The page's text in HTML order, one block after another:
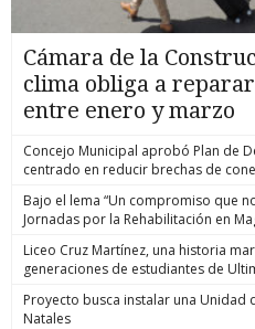
Cámara de la
clima obliga a
entre enero y marzo
Concejo Municipal aprobó Plan de
centrado en reducir brechas de
Bajo el lema “Un compromiso que
Jornadas por la Rehabilitación en
Liceo Cruz Martínez, una historia
generaciones de estudiantes de
Proyecto busca instalar una
Natales